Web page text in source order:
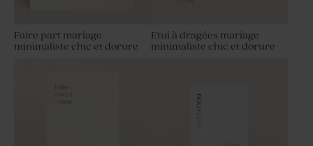
Faire part mariage
minimaliste chic et dorure
Etui à dragées mariage
minimaliste chic et dorure